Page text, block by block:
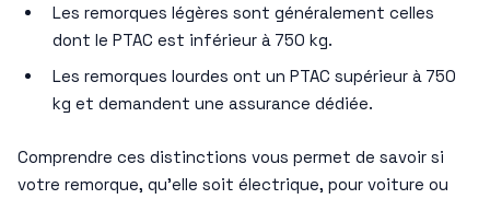
Les remorques légères sont généralement celles
dont le PTAC est inférieur à 750 kg.
Les remorques lourdes ont un PTAC supérieur à 750
kg et demandent une assurance dédiée.
Comprendre ces distinctions vous permet de savoir si
votre remorque, qu’elle soit électrique, pour voiture ou